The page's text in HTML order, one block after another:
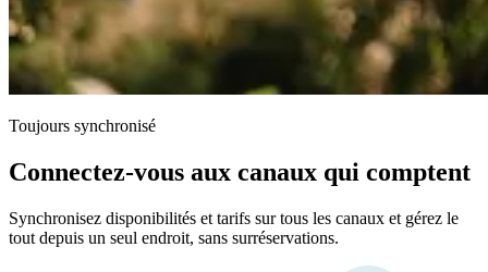
Toujours synchronisé
Connectez-vous aux canaux qui comptent
Synchronisez disponibilités et tarifs sur tous les canaux et gérez le
tout depuis un seul endroit, sans surréservations.